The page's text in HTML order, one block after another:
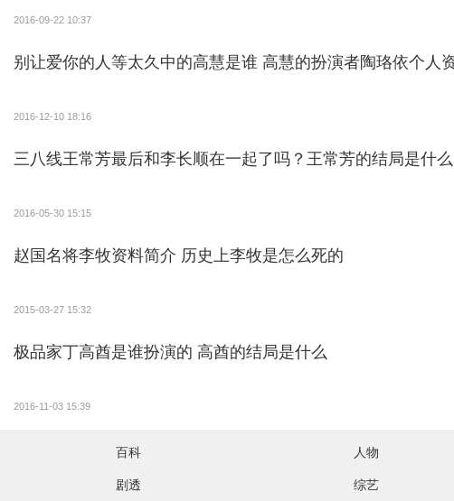
2016-09-22 10:37
别让爱你的人等太久中的高慧是谁 高慧的扮演者陶珞依个人
2016-12-10 18:16
三八线王常芳最后和李长顺在一起了吗？王常芳的结局是什么
2016-05-30 15:15
赵国名将李牧资料简介 历史上李牧是怎么死的
2015-03-27 15:32
极品家丁高酋是谁扮演的 高酋的结局是什么
2016-11-03 15:39
百科 人物
剧透 综艺